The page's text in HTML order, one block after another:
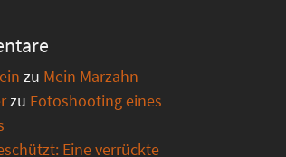
zu Mein Marzahn
zu Fotoshooting eines
Eine verrückte